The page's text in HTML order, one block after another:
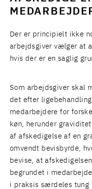
Der er principielt ikke
arbejdsgiver vælger at
hvis der er en saglig
Som arbejdsgiver skal
det efter
medarbejdere for
køn, herunder
af afskedigelse af en
omvendt bevisbyrde,
bevise, at
begrundet i
i praksis særdeles tung